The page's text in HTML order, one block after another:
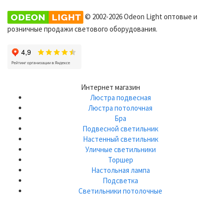
© 2002-2026 Odeon Light оптовые и
розничные продажи светового оборудования.
Интернет магазин
Люстра подвесная
Люстра потолочная
Бра
Подвесной светильник
Настенный светильник
Уличные светильники
Торшер
Настольная лампа
Подсветка
Светильники потолочные